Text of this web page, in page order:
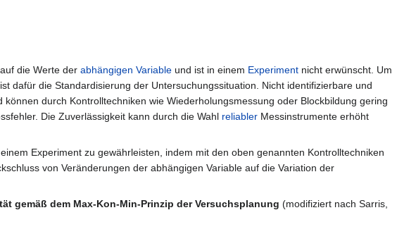
die Werte der abhängigen Variable und ist in einem Experiment nicht erwünscht. Um
dafür die Standardisierung der Untersuchungssituation. Nicht identifizierbare und
durch Kontrolltechniken wie Wiederholungsmessung oder Blockbildung gering
Die Zuverlässigkeit kann durch die Wahl reliabler Messinstrumente erhöht
Experiment zu gewährleisten, indem mit den oben genannten Kontrolltechniken
von Veränderungen der abhängigen Variable auf die Variation der
gemäß dem Max-Kon-Min-Prinzip der Versuchsplanung (modifiziert nach Sarris,